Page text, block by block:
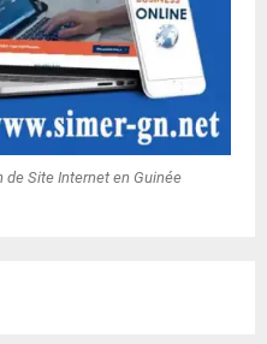
Site Internet en Guinée